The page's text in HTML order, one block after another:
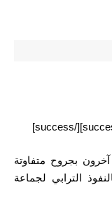
بجروح متفاوتة
الترابي لجماعة